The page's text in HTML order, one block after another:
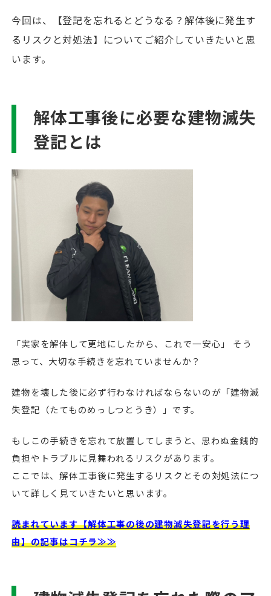
今回は、【登記を忘れるとどうなる？解体後に発生す
るリスクと対処法】についてご紹介していきたいと思
います。
解体工事後に必要な建物滅失
登記とは
「実家を解体して更地にしたから、これで一安心」 そう
思って、大切な手続きを忘れていませんか？
建物を壊した後に必ず行わなければならないのが「建物滅
失登記（たてものめっしつとうき）」です。
もしこの手続きを忘れて放置してしまうと、思わぬ金銭的
負担やトラブルに見舞われるリスクがあります。
ここでは、解体工事後に発生するリスクとその対処法につ
いて詳しく見ていきたいと思います。
読まれています【解体工事の後の建物滅失登記を行う理
由】の記事はコチラ≫≫